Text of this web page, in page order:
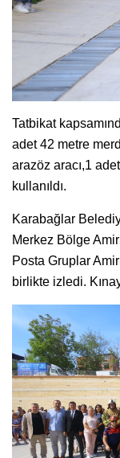
Tatbikat
adet 42 metre
arazöz aracı,1
kullanıldı.
Karabağlar
Merkez Bölge
Posta Gruplar
birlikte izledi.